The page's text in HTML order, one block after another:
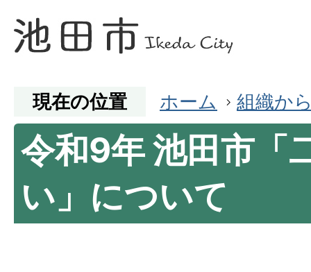
現在の位置 ホーム 組織か
令和9年 池田市「
い」について